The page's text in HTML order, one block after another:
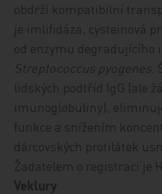
obdrží kompatibilní
je imlifidáza, cysteinová
od enzymu degradujícího
Streptococcus pyogenes
lidských podtříd IgG (ale
imunoglobuliny),
funkce a snížením
dárcovských protilátek
Žadatelem o registraci je
Veklury